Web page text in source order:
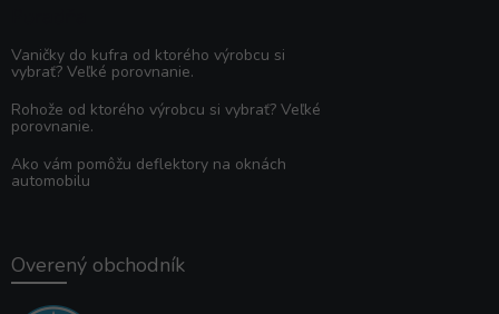
Vaničky do kufra od ktorého výrobcu si
vybrať? Veľké porovnanie.
Rohože od ktorého výrobcu si vybrať? Veľké
porovnanie.
Ako vám pomôžu deflektory na oknách
automobilu
Overený obchodník